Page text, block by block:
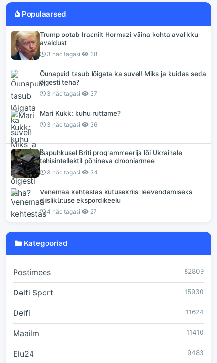
Populaarsed
Trump ootab Iraanilt Hormuzi väina kohta avalikku
avaldust
3 näd tagasi 38
Õunapuid tasub lõigata ka suvel! Miks ja kuidas seda
õigesti teha?
3 näd tagasi 37
Mari Kukk: kuhu ruttame?
3 näd tagasi 36
Isapuhkusel Briti programmeerija lõi Ukrainale
tehisintellektil põhineva drooniarmee
3 näd tagasi 34
Venemaa kehtestas kütusekriisi leevendamiseks
diislikütuse ekspordikeelu
4 näd tagasi 27
Kategooriad
Postimees 82809
Delfi Sport 15930
Delfi 11624
Maailm 11410
Elu24 9483